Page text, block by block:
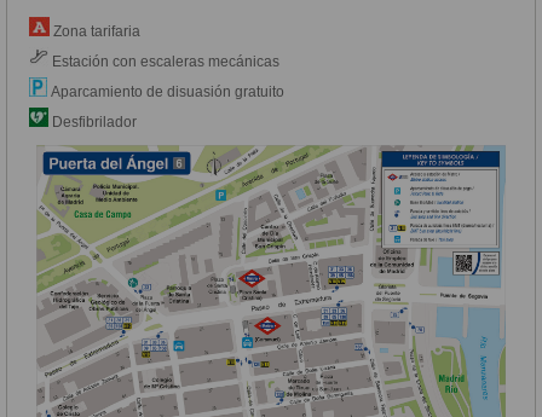
Zona tarifaria
Estación con escaleras mecánicas
Aparcamiento de disuasión gratuito
Desfibrilador